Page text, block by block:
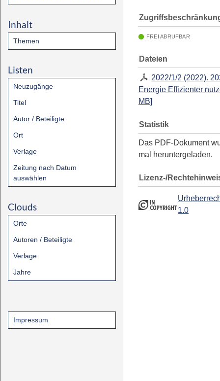
Inhalt
Themen
Listen
Neuzugänge
Titel
Autor / Beteiligte
Ort
Verlage
Zeitung nach Datum
auswählen
Clouds
Orte
Autoren / Beteiligte
Verlage
Jahre
Impressum
FREI ABRUFBAR
Dateien
2022/1/2 (2022).
Energie Effizienter
MB]
Statistik
Das PDF-Dokument
mal heruntergeladen.
Lizenz-/
1.0